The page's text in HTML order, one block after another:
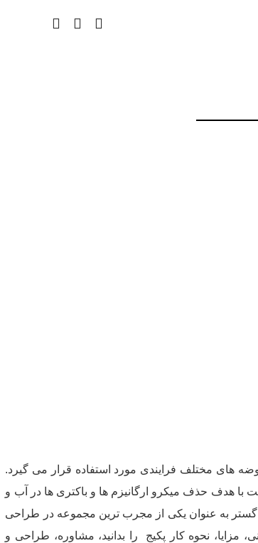
های مختلف فرایندی مورد استفاده قرار می گیرد.
هدف حذف میکرو ارگانیزم ها و باکتری ها در آب و
به عنوان یکی از مجرب ترین مجموعه در طراحی
نحوه کار پکیج را بدانید، مشاوره، طراحی و